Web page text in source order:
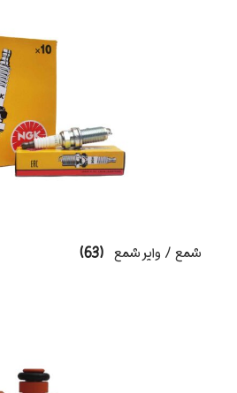
شمع / وایر شمع (63)